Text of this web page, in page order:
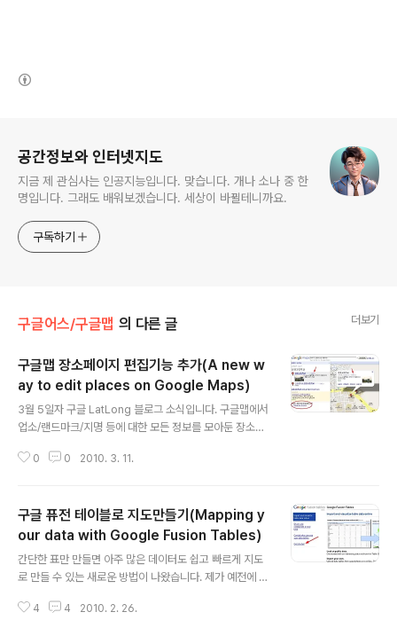
공간정보와 인터넷지도
지금 제 관심사는 인공지능입니다. 맞습니다. 개나 소나 중 한
명입니다. 그래도 배워보겠습니다. 세상이 바뀔테니까요.
구독하기
구글어스/구글맵 의 다른 글 더보기
구글맵 장소페이지 편집기능 추가(A new w
ay to edit places on Google Maps)
3월 5일자 구글 LatLong 블로그 소식입니다. 구글맵에서
업소/랜드마크/지명 등에 대한 모든 정보를 모아둔 장소페
내용입니다. 작년 9월, 구글맵(google Maps)에 장소페
정보를 모아둔 곳으로, 일반적으로 우리나라 포털에서 어
떤 업소정보를 찾아보면, 약도/전화번호/메뉴/쿠폰/주차
장/사용자평가 등을 모아둔 페이지를 볼 수 있는데, 이것을
랜드마크나 지명 등까지 확대한 것이라고 볼 수 있겠습니
보를 편집할 수 있는 기능을 제공했는데, 이번에 편집기능
0 0 2010. 3. 11.
구글 퓨전 테이블로 지도만들기(Mapping y
our data with Google Fusion Tables)
간단한 표만 만들면 아주 많은 데이터도 쉽고 빠르게 지도
로 만들 수 있는 새로운 방법이 나왔습니다. 제가 예전에 쓴
apper 2.0이 소개되어 있는데, 이것은 풍선도움말 형태...
4 4 2010. 2. 26.